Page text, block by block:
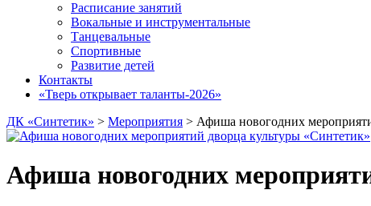
Расписание занятий
Вокальные и инструментальные
Танцевальные
Спортивные
Развитие детей
Контакты
«Тверь открывает таланты-2026»
ДК «Синтетик» > Мероприятия > Афиша новогодних
Афиша новогодних